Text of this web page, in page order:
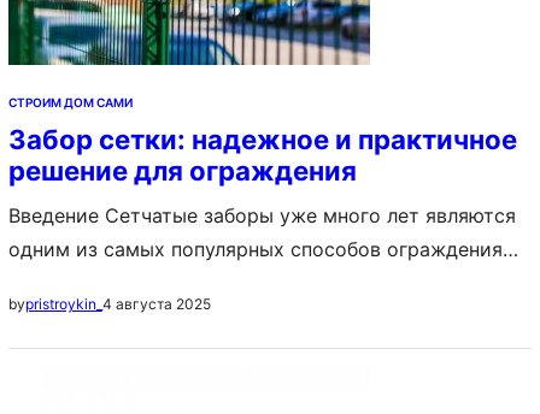
СТРОИМ ДОМ САМИ
Забор сетки: надежное и практичное
решение для ограждения
Введение Сетчатые заборы уже много лет являются
одним из самых популярных способов ограждения
участках, так и на производственных объектах, в
парках, школах и других общественных местах. В
bypristroykin_ 4 августа 2025